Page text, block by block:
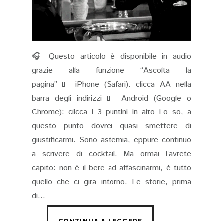
🎧 Questo articolo è disponibile in audio
grazie alla funzione “Ascolta la
pagina”📱 iPhone (Safari): clicca AA nella
barra degli indirizzi📱 Android (Google o
Chrome): clicca i 3 puntini in alto Lo so, a
questo punto dovrei quasi smettere di
giustificarmi. Sono astemia, eppure continuo
a scrivere di cocktail. Ma ormai l’avrete
capito: non è il bere ad affascinarmi, è tutto
quello che ci gira intorno. Le storie, prima
di...